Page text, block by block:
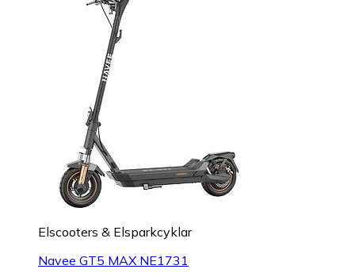
Elscooters & Elsparkcyklar
Navee GT5 MAX NE1731